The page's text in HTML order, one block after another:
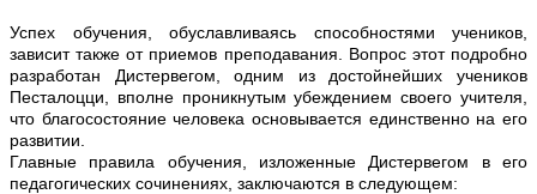
Успех обучения, обуславливаясь способностями учеников,
зависит также от приемов преподавания. Вопрос этот подробно
разработан Дистервегом, одним из достойнейших учеников
Песталоцци, вполне проникнутым убеждением своего учителя,
что благосостояние человека основывается единственно на его
развитии.
Главные правила обучения, изложенные Дистервегом в его
педагогических сочинениях, заключаются в следующем: